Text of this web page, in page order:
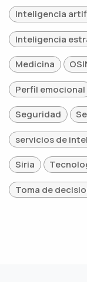
Inteligencia
Inteligencia
Medicina
Perfil emocional
Seguridad
servicios de
Siria
Toma de